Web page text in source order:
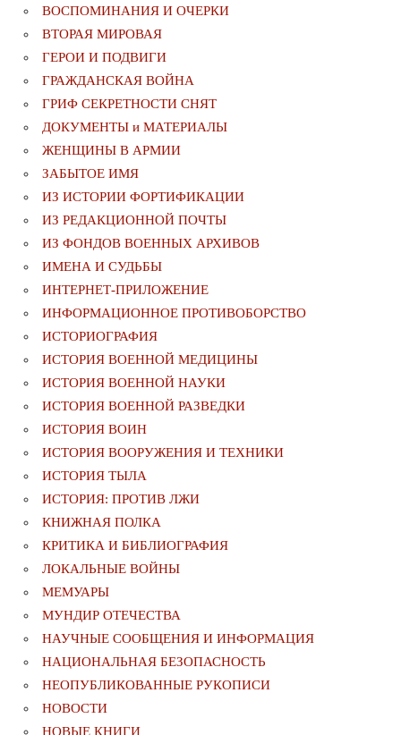
ВОСПОМИНАНИЯ И ОЧЕРКИ
ВТОРАЯ МИРОВАЯ
ГЕРОИ И ПОДВИГИ
ГРАЖДАНСКАЯ ВОЙНА
ГРИФ СЕКРЕТНОСТИ СНЯТ
ДОКУМЕНТЫ и МАТЕРИАЛЫ
ЖЕНЩИНЫ В АРМИИ
ЗАБЫТОЕ ИМЯ
ИЗ ИСТОРИИ ФОРТИФИКАЦИИ
ИЗ РЕДАКЦИОННОЙ ПОЧТЫ
ИЗ ФОНДОВ ВОЕННЫХ АРХИВОВ
ИМЕНА И СУДЬБЫ
ИНТЕРНЕТ-ПРИЛОЖЕНИЕ
ИНФОРМАЦИОННОЕ ПРОТИВОБОРСТВО
ИСТОРИОГРАФИЯ
ИСТОРИЯ ВОЕННОЙ МЕДИЦИНЫ
ИСТОРИЯ ВОЕННОЙ НАУКИ
ИСТОРИЯ ВОЕННОЙ РАЗВЕДКИ
ИСТОРИЯ ВОИН
ИСТОРИЯ ВООРУЖЕНИЯ И ТЕХНИКИ
ИСТОРИЯ ТЫЛА
ИСТОРИЯ: ПРОТИВ ЛЖИ
КНИЖНАЯ ПОЛКА
КРИТИКА И БИБЛИОГРАФИЯ
ЛОКАЛЬНЫЕ ВОЙНЫ
МЕМУАРЫ
МУНДИР ОТЕЧЕСТВА
НАУЧНЫЕ СООБЩЕНИЯ И ИНФОРМАЦИЯ
НАЦИОНАЛЬНАЯ БЕЗОПАСНОСТЬ
НЕОПУБЛИКОВАННЫЕ РУКОПИСИ
НОВОСТИ
НОВЫЕ КНИГИ